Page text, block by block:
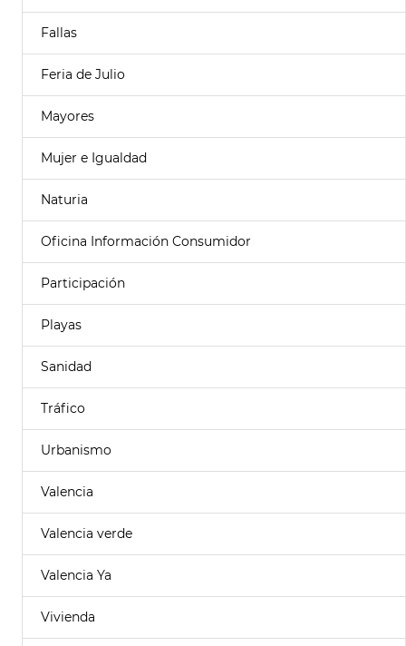
Fallas
Feria de Julio
Mayores
Mujer e Igualdad
Naturia
Oficina Información Consumidor
Participación
Playas
Sanidad
Tráfico
Urbanismo
Valencia
Valencia verde
Valencia Ya
Vivienda